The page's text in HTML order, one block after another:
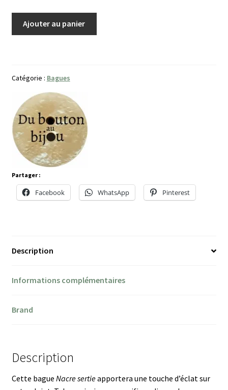
Ajouter au panier
Catégorie : Bagues
Partager :
Facebook WhatsApp Pinterest
Description
Informations complémentaires
Brand
Description
Cette bague Nacre sertieapportera une touche d’éclat sur